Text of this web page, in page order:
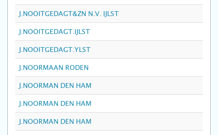
J.NOOITGEDAGT&ZN N.V. IJLST
J.NOOITGEDAGT.IJLST
J.NOOITGEDAGT.YLST
J.NOORMAAN RODEN
J.NOORMAN DEN HAM
J.NOORMAN DEN HAM
J.NOORMAN DEN HAM